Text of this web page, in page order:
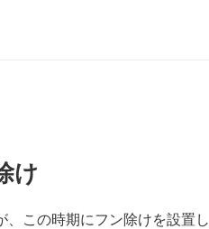
け
、この時期にフン除けを設置し